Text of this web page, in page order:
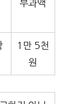
부과액
1만 5천
원